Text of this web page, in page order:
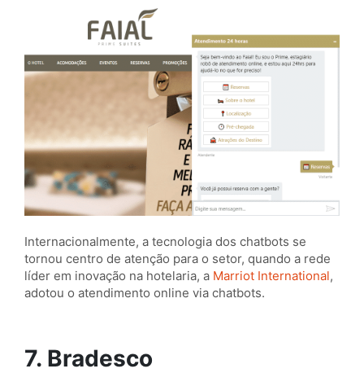
Internacionalmente, a tecnologia dos chatbots se
tornou centro de atenção para o setor, quando a rede
líder em inovação na hotelaria, a Marriot International,
adotou o atendimento online via chatbots.
7. Bradesco